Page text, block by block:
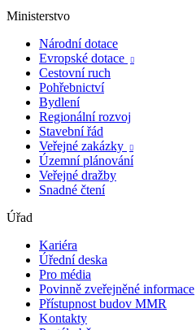
Ministerstvo
Národní dotace
Evropské dotace

Cestovní ruch
Pohřebnictví
Bydlení
Regionální rozvoj
Stavební řád
Veřejné zakázky

Územní plánování
Veřejné dražby
Snadné čtení
Úřad
Kariéra
Úřední deska
Pro média
Povinně zveřejněné informace
Přístupnost budov MMR
Kontakty